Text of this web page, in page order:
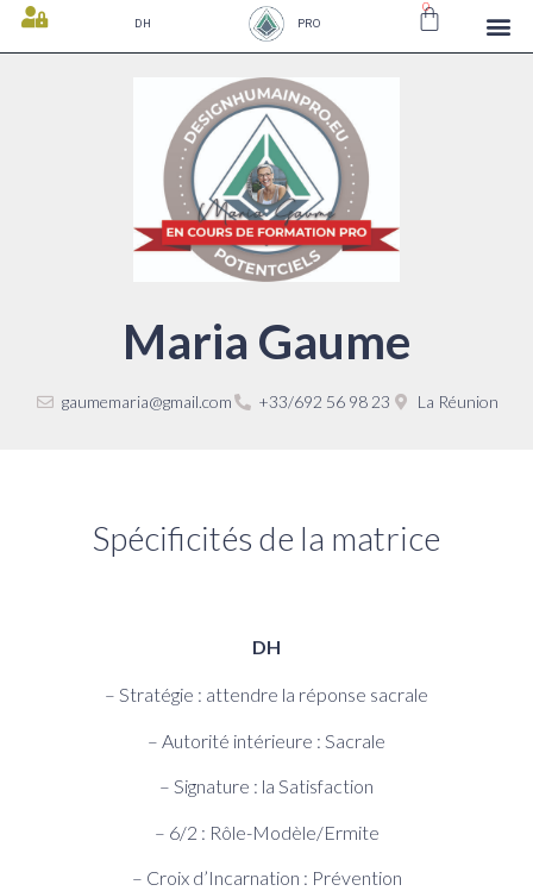
DH PRO
0
Maria Gaume
gaumemaria@gmail.com +33/692 56 98 23 La Réunion
Spécificités de la matrice
DH
– Stratégie : attendre la réponse sacrale
– Autorité intérieure : Sacrale
– Signature : la Satisfaction
– 6/2 : Rôle-Modèle/Ermite
– Croix d’Incarnation : Prévention